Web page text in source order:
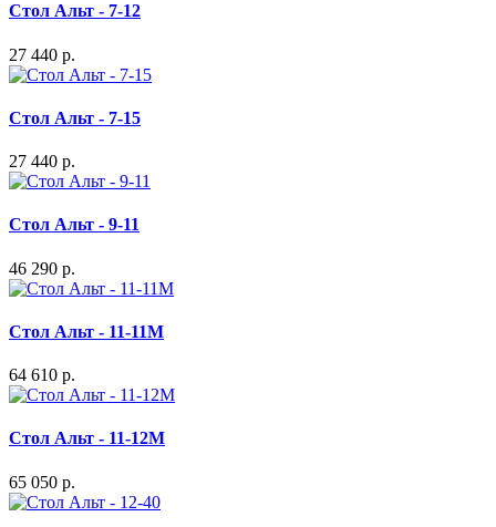
Стол Альт - 7-12
27 440 р.
Стол Альт - 7-15
27 440 р.
Стол Альт - 9-11
46 290 р.
Стол Альт - 11-11М
64 610 р.
Стол Альт - 11-12М
65 050 р.